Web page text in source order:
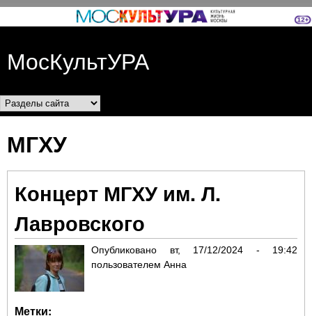
Перейти к основному
МосКультУРА
Разделы сайта
МГХУ
Концерт МГХУ им. Л.
Лавровского
Опубликовано вт, 17/12/2024 - 19:42
пользователем Анна
Метки: